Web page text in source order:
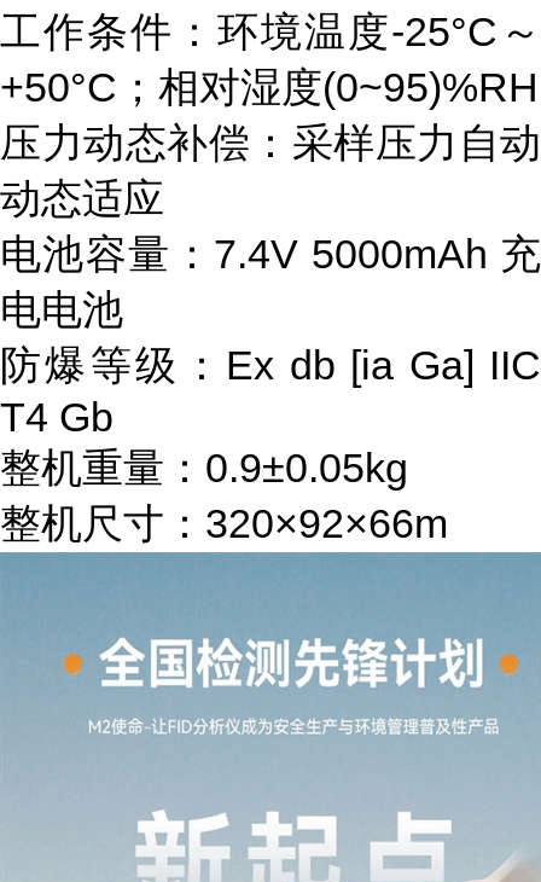
工作条件： 环境温度-25°C～
+50°C；相对湿度(0~95)%RH
压力动态补偿： 采样压力自动
动态适应
电池容量： 7.4V 5000mAh 充
电电池
防爆等级 ： Ex db [ia Ga] IIC
T4 Gb
整机重量：0.9±0.05kg
整机尺寸：320×92×66m